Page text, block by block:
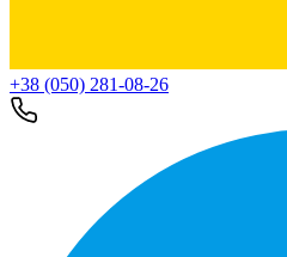
+38 (050) 281-08-26